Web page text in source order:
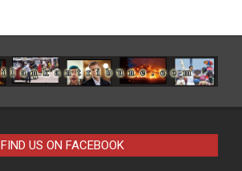
FIND US ON FACEBOOK